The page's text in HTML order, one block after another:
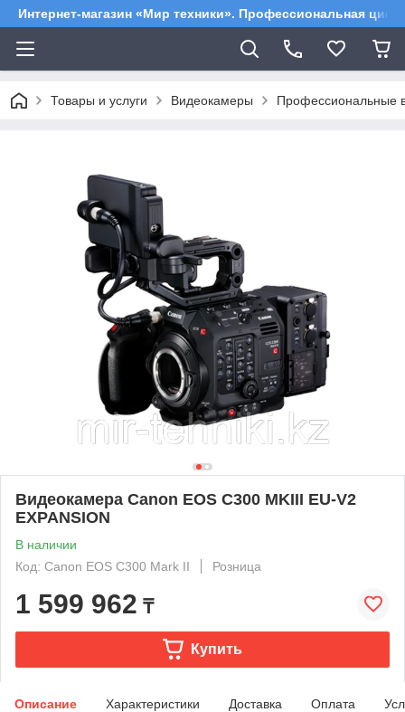
Интернет-магазин «Мир техники». Профессиональная
Товары и услуги Видеокамеры Профессиональные
Видеокамера Canon EOS C300 MKIII EU-V2
EXPANSION
В наличии
Код: Canon EOS C300 Mark II
Розница
1 599 962 ₸
Купить
Описание Характеристики Доставка Оплата